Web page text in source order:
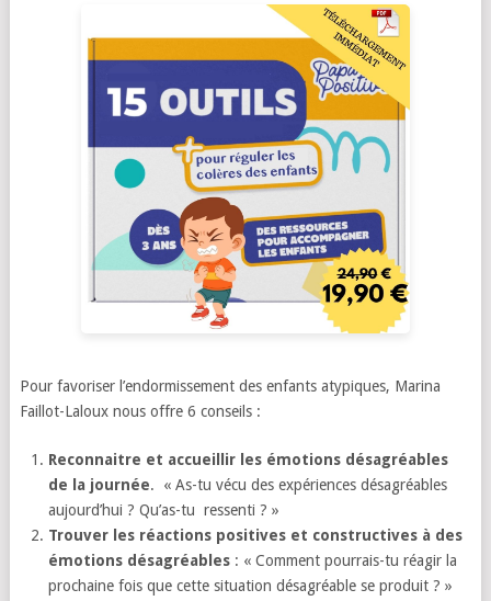
Pour favoriser l’endormissement des enfants atypiques, Marina
Faillot-Laloux nous offre 6 conseils :
Reconnaitre et accueillir les émotions désagréables
de la journée. « As-tu vécu des expériences désagréables
aujourd’hui ? Qu’as-tu ressenti ? »
Trouver les réactions positives et constructives à des
émotions désagréables : « Comment pourrais-tu réagir la
prochaine fois que cette situation désagréable se produit ? »